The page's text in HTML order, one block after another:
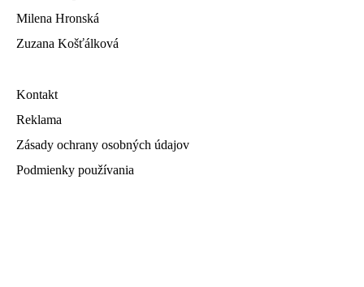
Milena Hronská
Zuzana Košťálková
Kontakt
Reklama
Zásady ochrany osobných údajov
Podmienky používania